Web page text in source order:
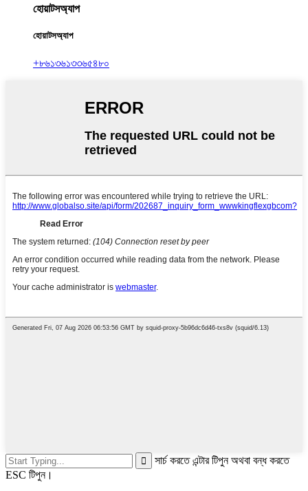
হোয়াটসঅ্যাপ
হোয়াটসঅ্যাপ
+৮৬১৩৬১৩৩৬৫৪৮০
সার্চ করতে এন্টার টিপুন অথবা বন্ধ করতে
ESC টিপুন।